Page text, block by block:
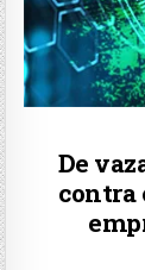
De
contra